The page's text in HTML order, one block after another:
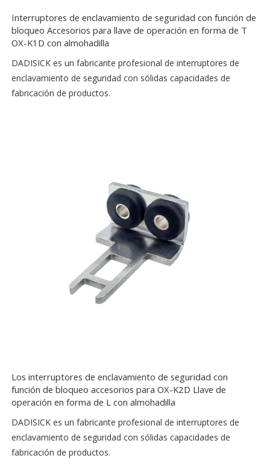
Interruptores de enclavamiento de seguridad con función de
bloqueo Accesorios para llave de operación en forma de T
OX-K1D con almohadilla
DADISICK es un fabricante profesional de interruptores de
enclavamiento de seguridad con sólidas capacidades de
fabricación de productos.
Los interruptores de enclavamiento de seguridad con
función de bloqueo accesorios para OX-K2D Llave de
operación en forma de L con almohadilla
DADISICK es un fabricante profesional de interruptores de
enclavamiento de seguridad con sólidas capacidades de
fabricación de productos.